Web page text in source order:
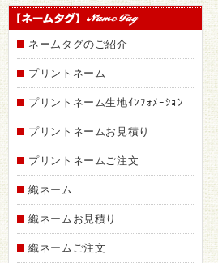
ネームタグのご紹介
プリントネーム
プリントネーム生地ｲﾝﾌｫﾒｰｼｮﾝ
プリントネームお見積り
プリントネームご注文
織ネーム
織ネームお見積り
織ネームご注文